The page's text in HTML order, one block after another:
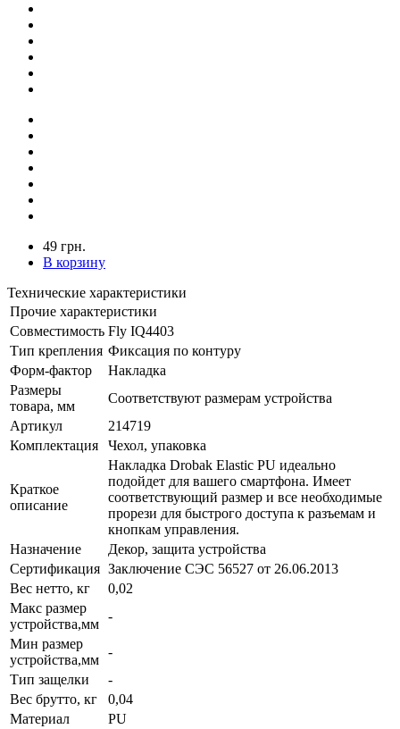
49 грн.
В корзину
Технические характеристики
Прочие характеристики
Совместимость Fly IQ4403
Тип крепления Фиксация по контуру
Форм-фактор
Накладка
Размеры
товара, мм
Соответствуют размерам устройства
Артикул
214719
Комплектация
Чехол, упаковка
Краткое
описание
Накладка Drobak Elastic PU идеально
подойдет для вашего смартфона. Имеет
соответствующий размер и все необходимые
прорези для быстрого доступа к разъемам и
кнопкам управления.
Назначение
Декор, защита устройства
Сертификация Заключение СЭС 56527 от 26.06.2013
Вес нетто, кг
0,02
Макс размер
устройства,мм
-
Мин размер
устройства,мм
-
Тип защелки
-
Вес брутто, кг
0,04
Материал
PU